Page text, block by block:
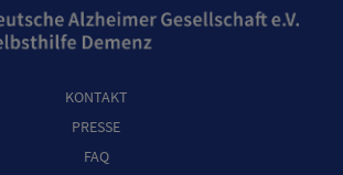
KONTAKT
PRESSE
FAQ